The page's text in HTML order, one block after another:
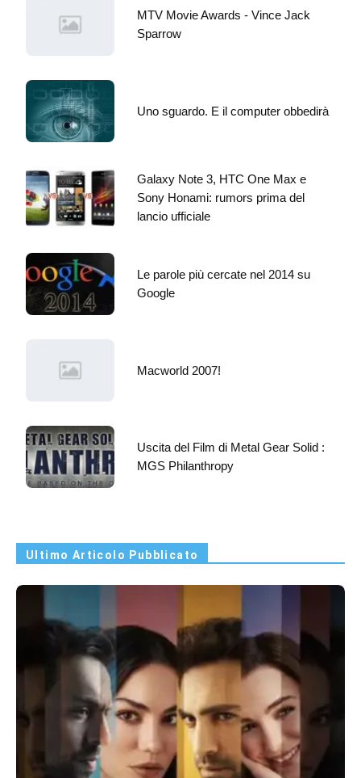
MTV Movie Awards - Vince Jack
Sparrow
Uno sguardo. E il computer obbedirà
Galaxy Note 3, HTC One Max e
Sony Honami: rumors prima del
lancio ufficiale
Le parole più cercate nel 2014 su
Google
Macworld 2007!
Uscita del Film di Metal Gear Solid :
MGS Philanthropy
Ultimo Articolo Pubblicato